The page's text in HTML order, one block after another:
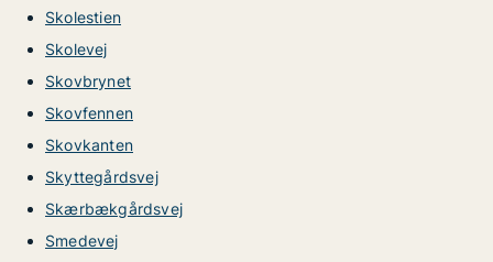
Skolestien
Skolevej
Skovbrynet
Skovfennen
Skovkanten
Skyttegårdsvej
Skærbækgårdsvej
Smedevej